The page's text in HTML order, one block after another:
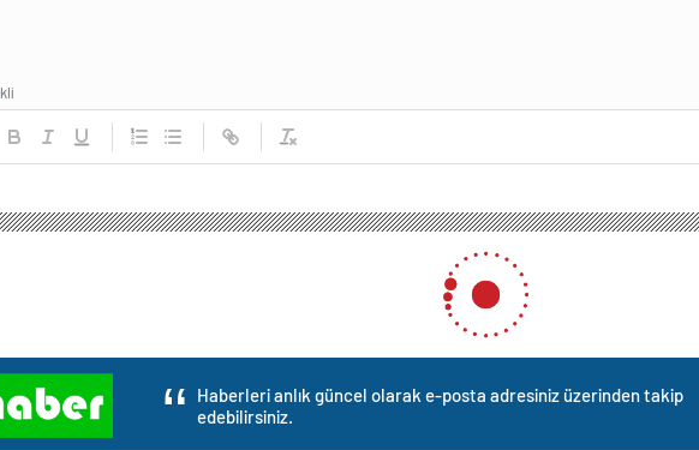
Haberleri anlık güncel olarak e-posta adresiniz üzerinden takip
edebilirsiniz.